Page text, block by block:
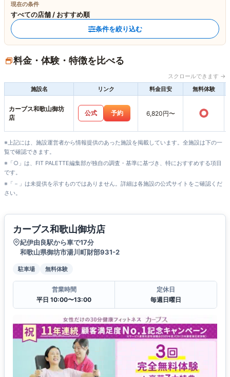
現在の条件
すべての店舗 / おすすめ順
条件を絞り込む
料金・体験・特徴を比べる
スクロールできます →
施設名
リンク 料金目安 無料体験
カーブス和歌山御坊
店
公式 予約 6,820円〜 ○
※上記には、施設運営者から情報提供のあった施設を掲載しています。全施設は下の一
覧で確認できます。
※「○」は、FIT PALETTE編集部が独自の調査・基準に基づき、特におすすめする項目
です。
※「－」は未提供を示すものではありません。詳細は各施設の公式サイトをご確認くだ
さい。
カーブス和歌山御坊店
紀伊由良駅から車で17分
和歌山県御坊市湯川町財部931-2
駐車場 無料体験
営業時間
平日 10:00〜13:00
定休日
毎週日曜日